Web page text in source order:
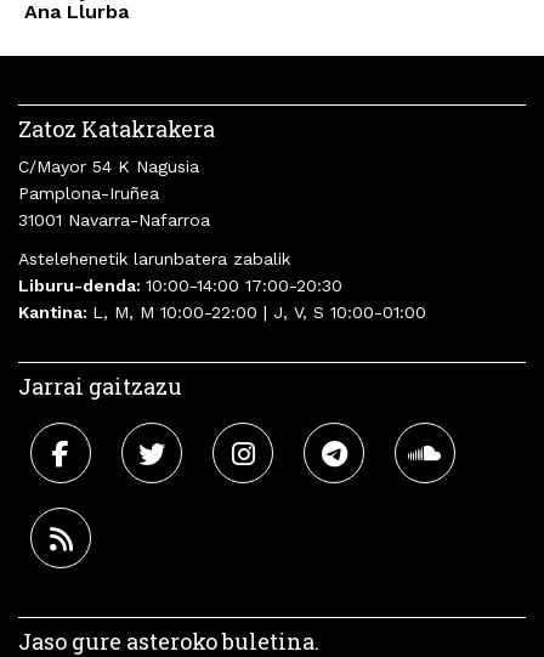
Ana Llurba
Zatoz Katakrakera
C/Mayor 54 K Nagusia
Pamplona-Iruñea
31001 Navarra-Nafarroa
Astelehenetik larunbatera zabalik
Liburu-denda: 10:00-14:00 17:00-20:30
Kantina: L, M, M 10:00-22:00 | J, V, S 10:00-01:00
Jarrai gaitzazu
Jaso gure asteroko buletina.